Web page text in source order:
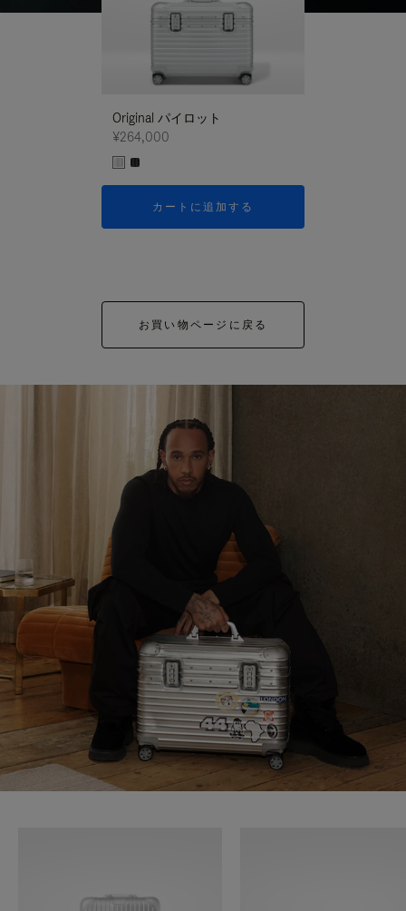
Original パイロット
¥264,000
カートに追加する
お買い物ページに戻る